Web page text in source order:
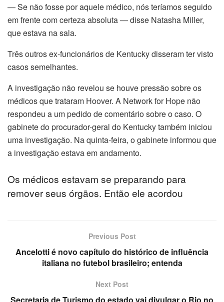
— Se não fosse por aquele médico, nós teríamos seguido
em frente com certeza absoluta — disse Natasha Miller,
que estava na sala.
Três outros ex-funcionários de Kentucky disseram ter visto
casos semelhantes.
A investigação não revelou se houve pressão sobre os
médicos que trataram Hoover. A Network for Hope não
respondeu a um pedido de comentário sobre o caso. O
gabinete do procurador-geral do Kentucky também iniciou
uma investigação. Na quinta-feira, o gabinete informou que
a investigação estava em andamento.
Os médicos estavam se preparando para
remover seus órgãos. Então ele acordou
Previous Post
Ancelotti é novo capítulo do histórico de influência
italiana no futebol brasileiro; entenda
Next Post